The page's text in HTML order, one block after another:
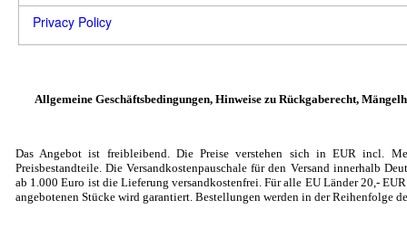
Privacy Policy
Allgemeine Geschäftsbedingungen, Hinweise zu Rückgaberecht,
Das Angebot ist freibleibend. Die Preise verstehen sich in EUR incl.
Preisbestandteile. Die Versandkostenpauschale für den Versand innerhalb
ab 1.000 Euro ist die Lieferung versandkostenfrei. Für alle EU Länder 20,-
angebotenen Stücke wird garantiert. Bestellungen werden in der Reihenfolge